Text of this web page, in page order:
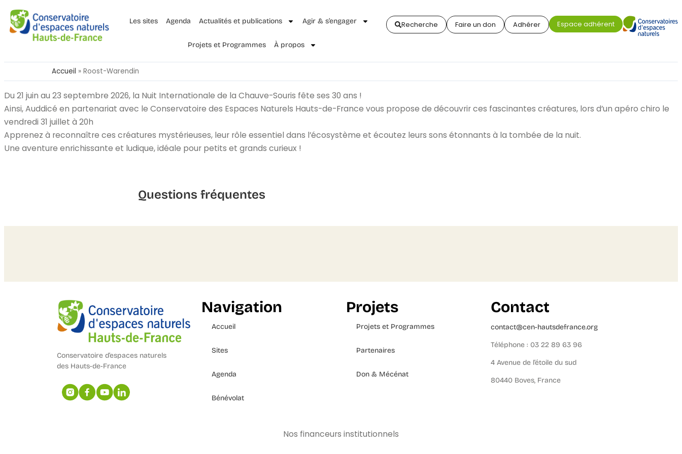
Les sites Agenda Actualités et publications Agir & s’engager
Projets et Programmes À propos
Recherche Faire un don Adhérer Espace adhérent
Accueil » Roost-Warendin
Du 21 juin au 23 septembre 2026, la Nuit Internationale de la Chauve-Souris fête ses 30 ans !
Ainsi, Auddicé en partenariat avec le Conservatoire des Espaces Naturels Hauts-de-France vous propose de découvrir ces fascinantes créatures, lors d’un apéro chiro le
vendredi 31 juillet à 20h
Apprenez à reconnaître ces créatures mystérieuses, leur rôle essentiel dans l’écosystème et écoutez leurs sons étonnants à la tombée de la nuit.
Une aventure enrichissante et ludique, idéale pour petits et grands curieux !
Questions fréquentes
Conservatoire d’espaces naturels
des Hauts-de-France
Navigation
Accueil
Sites
Agenda
Bénévolat
Projets
Projets et Programmes
Partenaires
Don & Mécénat
Contact
contact@cen-hautsdefrance.org
Téléphone : 03 22 89 63 96
4 Avenue de l’étoile du sud
80440 Boves, France
Nos financeurs institutionnels